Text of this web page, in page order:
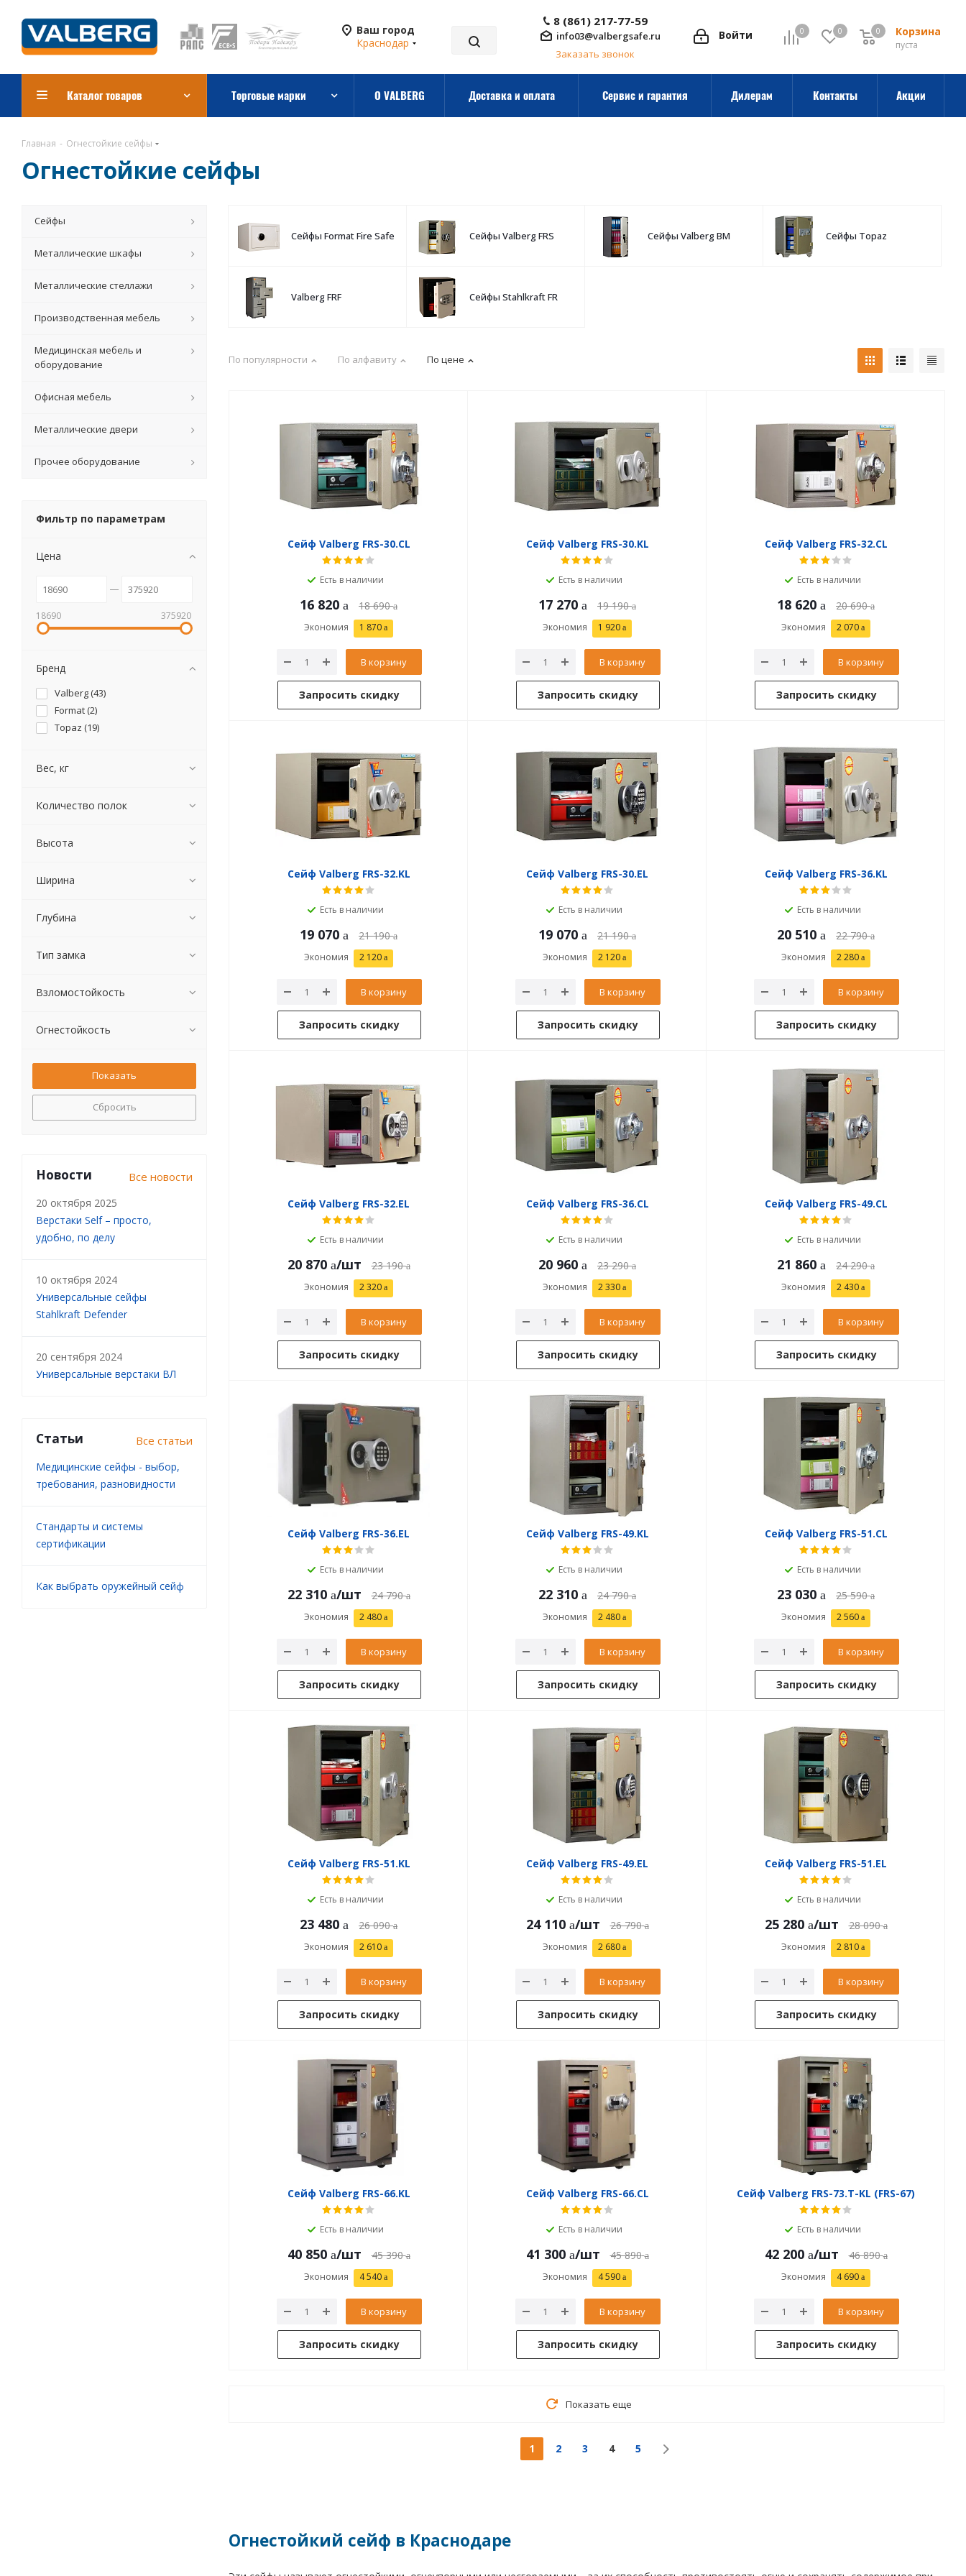
Ваш город
Краснодар
0 0 Корзина
0
пуста
0
Войти
8 (861) 217-77-59
info03@valbergsafe.ru
Заказать звонок
Каталог товаров Торговые марки О VALBERG Доставка и оплата Сервис и гарантия Дилерам Контакты Акции
Главная - Огнестойкие сейфы
Огнестойкие сейфы
Сейфы Format Fire Safe Сейфы Valberg FRS Сейфы Valberg BM Сейфы Topaz
Valberg FRF Сейфы Stahlkraft FR
По популярности По алфавиту По цене
Сейф Valberg FRS-30.CL
Есть в наличии
16 820 18 690
Экономия 1 870
В корзину
Запросить скидку
Сейф Valberg FRS-30.KL
Есть в наличии
17 270 19 190
Экономия 1 920
В корзину
Запросить скидку
Сейф Valberg FRS-32.CL
Есть в наличии
18 620 20 690
Экономия 2 070
В корзину
Запросить скидку
Сейф Valberg FRS-32.KL
Есть в наличии
19 070 21 190
Экономия 2 120
В корзину
Запросить скидку
Сейф Valberg FRS-30.EL
Есть в наличии
19 070 21 190
Экономия 2 120
В корзину
Запросить скидку
Сейф Valberg FRS-36.KL
Есть в наличии
20 510 22 790
Экономия 2 280
В корзину
Запросить скидку
Сейф Valberg FRS-32.EL
Есть в наличии
20 870 /шт 23 190
Экономия 2 320
В корзину
Запросить скидку
Сейф Valberg FRS-36.CL
Есть в наличии
20 960 23 290
Экономия 2 330
В корзину
Запросить скидку
Сейф Valberg FRS-49.CL
Есть в наличии
21 860 24 290
Экономия 2 430
В корзину
Запросить скидку
Сейф Valberg FRS-36.EL
Есть в наличии
22 310 /шт 24 790
Экономия 2 480
В корзину
Запросить скидку
Сейф Valberg FRS-49.KL
Есть в наличии
22 310 24 790
Экономия 2 480
В корзину
Запросить скидку
Сейф Valberg FRS-51.CL
Есть в наличии
23 030 25 590
Экономия 2 560
В корзину
Запросить скидку
Сейф Valberg FRS-51.KL
Есть в наличии
23 480 26 090
Экономия 2 610
В корзину
Запросить скидку
Сейф Valberg FRS-49.EL
Есть в наличии
24 110 /шт 26 790
Экономия 2 680
В корзину
Запросить скидку
Сейф Valberg FRS-51.EL
Есть в наличии
25 280 /шт 28 090
Экономия 2 810
В корзину
Запросить скидку
Сейф Valberg FRS-66.KL
Есть в наличии
40 850 /шт 45 390
Экономия 4 540
В корзину
Запросить скидку
Сейф Valberg FRS-66.CL
Есть в наличии
41 300 /шт 45 890
Экономия 4 590
В корзину
Запросить скидку
Сейф Valberg FRS-73.T-KL (FRS-67)
Есть в наличии
42 200 /шт 46 890
Экономия 4 690
В корзину
Запросить скидку
Показать еще
1 2 3 4 5
Огнестойкий сейф в Краснодаре
Сейфы
Металлические шкафы
Металлические стеллажи
Производственная мебель
Медицинская мебель и
оборудование
Офисная мебель
Металлические двери
Прочее оборудование
Фильтр по параметрам
Цена
18690 375920
Бренд
Valberg (43)
Format (2)
Topaz (19)
Вес, кг
Количество полок
Высота
Ширина
Глубина
Тип замка
Взломостойкость
Огнестойкость
Сбросить
Новости Все новости
20 октября 2025
Верстаки Self – просто,
удобно, по делу
10 октября 2024
Универсальные сейфы
Stahlkraft Defender
20 сентября 2024
Универсальные верстаки ВЛ
Статьи Все статьи
Медицинские сейфы - выбор,
требования, разновидности
Стандарты и системы
сертификации
Как выбрать оружейный сейф